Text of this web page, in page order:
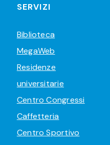
SERVIZI
Biblioteca
MegaWeb
Residenze
universitarie
Centro Congressi
Caffetteria
Centro Sportivo